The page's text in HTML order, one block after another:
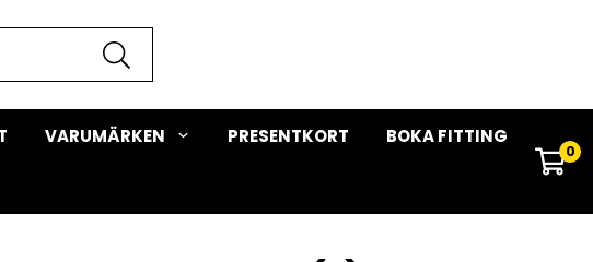
VARUMÄRKEN PRESENTKORT BOKA FITTING
0